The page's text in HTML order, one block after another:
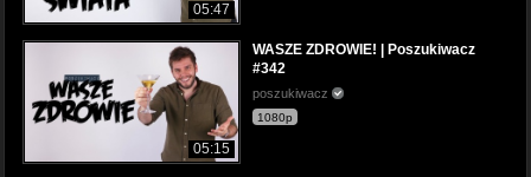
05:47
05:15
WASZE ZDROWIE! | Poszukiwacz
#342
poszukiwacz
1080p